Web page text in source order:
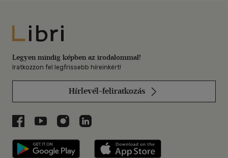
Libri
Legyen mindig képben az irodalommal!
Iratkozzon fel legfrissebb híreinkért!
Hírlevél-feliratkozás
Libri a Facebookon
Libri a Youtube-on
Libri az Instagramon
Libri a LinkedInen
Libri applikáció Szerezd meg: Google